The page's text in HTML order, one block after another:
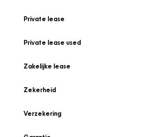
Private lease
Private lease used
Zakelijke lease
Zekerheid
Verzekering